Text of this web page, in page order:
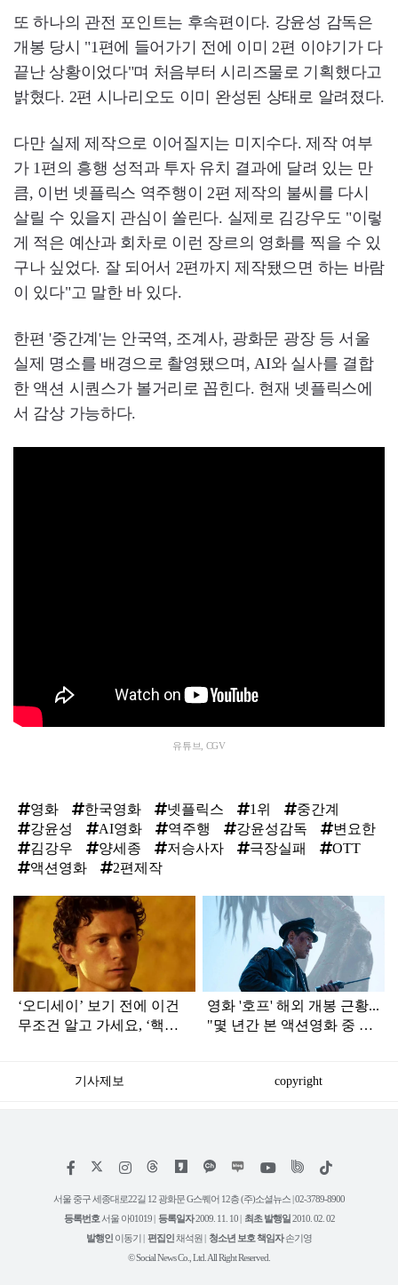
또 하나의 관전 포인트는 후속편이다. 강윤성 감독은
개봉 당시 "1편에 들어가기 전에 이미 2편 이야기가 다
끝난 상황이었다"며 처음부터 시리즈물로 기획했다고
밝혔다. 2편 시나리오도 이미 완성된 상태로 알려졌다.
다만 실제 제작으로 이어질지는 미지수다. 제작 여부
가 1편의 흥행 성적과 투자 유치 결과에 달려 있는 만
큼, 이번 넷플릭스 역주행이 2편 제작의 불씨를 다시
살릴 수 있을지 관심이 쏠린다. 실제로 김강우도 "이렇
게 적은 예산과 회차로 이런 장르의 영화를 찍을 수 있
구나 싶었다. 잘 되어서 2편까지 제작됐으면 하는 바람
이 있다"고 말한 바 있다.
한편 '중간계'는 안국역, 조계사, 광화문 광장 등 서울
실제 명소를 배경으로 촬영됐으며, AI와 실사를 결합
한 액션 시퀀스가 볼거리로 꼽힌다. 현재 넷플릭스에
서 감상 가능하다.
유튜브, CGV
영화 한국영화 넷플릭스 1위
중간계
강윤성
AI영화 역주행 강윤성감독
변요한
김강우
양세종 저승사자 극장실패
OTT
액션영화
2편제작
탑
라
인
‘오디세이’ 보기 전에 이건
무조건 알고 가세요, ‘핵심
영화 '호프' 해외 개봉 근황...
"몇 년간 본 액션영화 중 최
기사제보 copyright
페
스
인
타
램
위
트
유
튜
틱
서울 중구 세종대로22길 12 광화문 G스퀘어 12층 (주)소셜뉴스 | 02-3789-8900
등록번호서울 아01019 | 등록일자2009. 11. 10 | 최초 발행일 2010. 02. 02
발행인 이동기 | 편집인채석원 | 청소년 보호 책임자손기영
© Social News Co., Ltd. All Right Reserved.